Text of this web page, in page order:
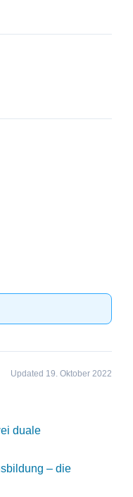
Updated 19. Oktober 2022
duale
– die